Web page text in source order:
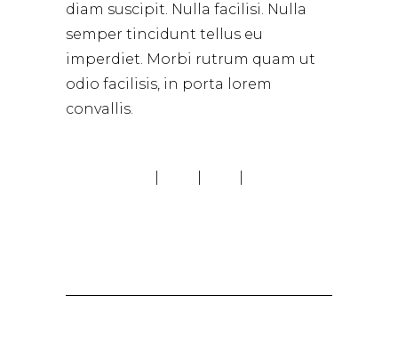
diam suscipit. Nulla facilisi. Nulla
semper tincidunt tellus eu
imperdiet. Morbi rutrum quam ut
odio facilisis, in porta lorem
convallis.